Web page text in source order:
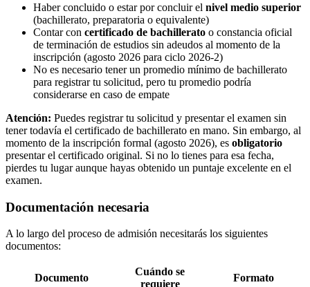
Haber concluido o estar por concluir el nivel medio superior
(bachillerato, preparatoria o equivalente)
Contar con certificado de bachillerato o constancia oficial
de terminación de estudios sin adeudos al momento de la
inscripción (agosto 2026 para ciclo 2026-2)
No es necesario tener un promedio mínimo de bachillerato
para registrar tu solicitud, pero tu promedio podría
considerarse en caso de empate
Atención: Puedes registrar tu solicitud y presentar el examen sin
tener todavía el certificado de bachillerato en mano. Sin embargo, al
momento de la inscripción formal (agosto 2026), es obligatorio
presentar el certificado original. Si no lo tienes para esa fecha,
pierdes tu lugar aunque hayas obtenido un puntaje excelente en el
examen.
Documentación necesaria
A lo largo del proceso de admisión necesitarás los siguientes
documentos:
Documento
Cuándo se
requiere
Formato